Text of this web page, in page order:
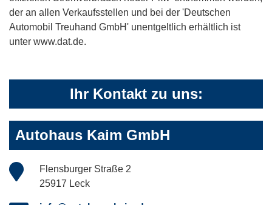
der an allen Verkaufsstellen und bei der 'Deutschen
Automobil Treuhand GmbH' unentgeltlich erhältlich ist
unter www.dat.de.
Ihr Kontakt zu uns:
Autohaus Kaim GmbH
Flensburger Straße 2
25917 Leck